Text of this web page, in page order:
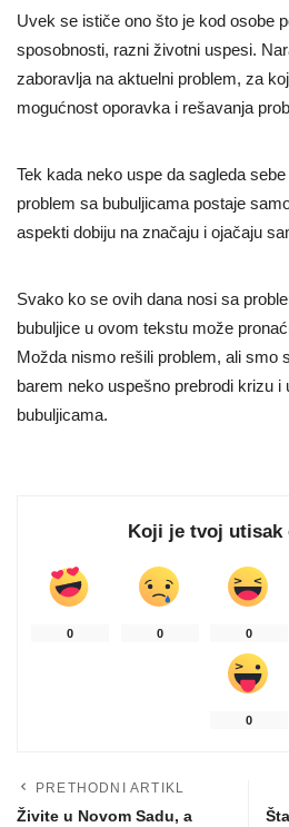
Uvek se ističe ono što je kod osobe
sposobnosti, razni životni uspesi.
zaboravlja na aktuelni problem, za
mogućnost oporavka i rešavanja
Tek kada neko uspe da sagleda
problem sa bubuljicama postaje
aspekti dobiju na značaju i ojačaju
Svako ko se ovih dana nosi sa
bubuljice u ovom tekstu može
Možda nismo rešili problem, ali smo
barem neko uspešno prebrodi krizu i
bubuljicama.
Koji je tvoj utisak
0 0 0
0
PRETHODNI ARTIKL
Živite u Novom Sadu, a